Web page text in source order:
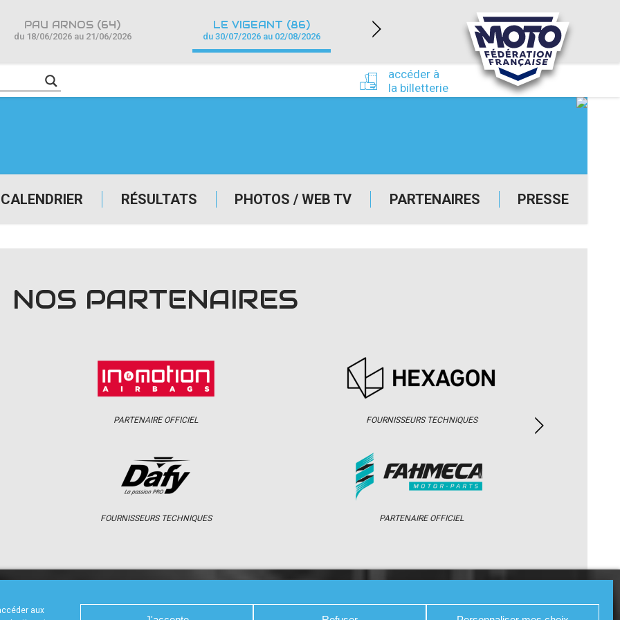
aux
CALENDRIER RÉSULTATS PHOTOS / WEB TV PARTENAIRES PRESSE
accéder à
la billetterie
PAU ARNOS (64)
du 18/06/2026 au 21/06/2026
LE VIGEANT (86)
du 30/07/2026 au 02/08/2026
NEVERS MAGNY-COURS (58)
du 24/09/2026 au 27/09/2026
NOS PARTENAIRES
PARTENAIRE OFFICIEL
FOURNISSEURS TECHNIQUES
FOURNISSEURS TECHNIQUES
PARTENAIRE OFFICIEL
CALENDRIER RÉSULTATS PHOTOS / WEB TV PARTENAIRES PRESSE